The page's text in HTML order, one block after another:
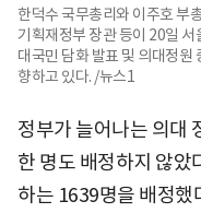
한덕수 국무총리와 이주호 부
기획재정부 장관 등이 20일
대국민 담화 발표 및 의대정원
향하고 있다. /뉴스1
정부가 늘어나는 의대
한 명도 배정하지 않았
하는 1639명을 배정했